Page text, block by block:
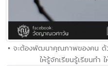
• จะต้องพัฒนาคุณภาพของคน ด้
ให้รู้จักเรียนรู้เรียนทำ